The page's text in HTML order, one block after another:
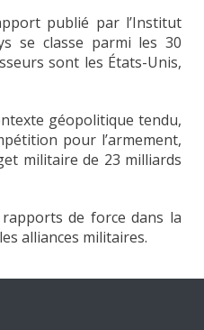
publié par l’Institut
se classe parmi les 30
sont les États-Unis,
géopolitique tendu,
pour l’armement,
militaire de 23 milliards
de force dans la
alliances militaires.